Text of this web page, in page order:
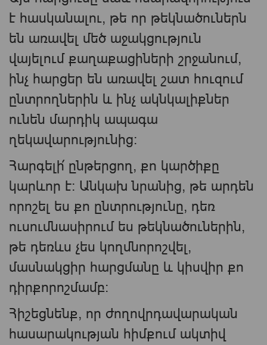
է հասկանալու, թե որ թեկնածուներն
են առավել մեծ աջակցություն
վայելում քաղաքացիների շրջանում,
ինչ հարցեր են առավել շատ հուզում
ընտրողներին և ինչ ակնկալիքներ
ունեն մարդիկ ապագա
ղեկավարությունից։
Հարգելի՛ ընթերցող, քո կարծիքը
կարևոր է։ Անկախ նրանից, թե արդեն
որոշել ես քո ընտրությունը, դեռ
ուսումնասիրում ես թեկնածուներին,
թե դեռևս չես կողմնորոշվել,
մասնակցիր հարցմանը և կիսվիր քո
դիրքորոշմամբ։
Հիշեցնենք, որ ժողովրդավարական
հասարակության հիմքում ակտիվ